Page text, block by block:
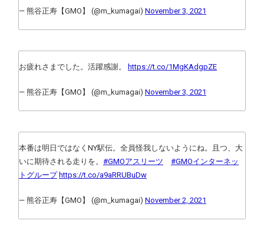
— 熊谷正寿【GMO】 (@m_kumagai) November 3, 2021
お疲れさまでした。活躍感謝。 https://t.co/1MgKAdgpZE
— 熊谷正寿【GMO】 (@m_kumagai) November 3, 2021
本番は明日ではなくNY駅伝。全員怪我しないようにね。且つ、大
いに期待される走りを。 #GMOアスリーツ
#GMOインターネッ
トグループ https://t.co/a9aRRUBuDw
— 熊谷正寿【GMO】 (@m_kumagai) November 2, 2021